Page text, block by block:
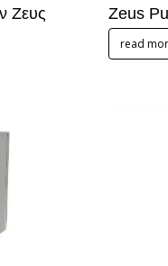
Ζευς Zeus
read